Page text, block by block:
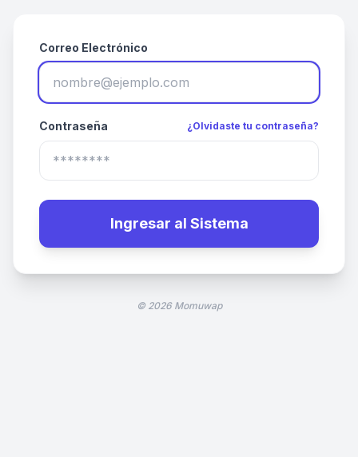
Correo Electrónico
Contraseña ¿Olvidaste tu contraseña?
Ingresar al Sistema
© 2026 Momuwap